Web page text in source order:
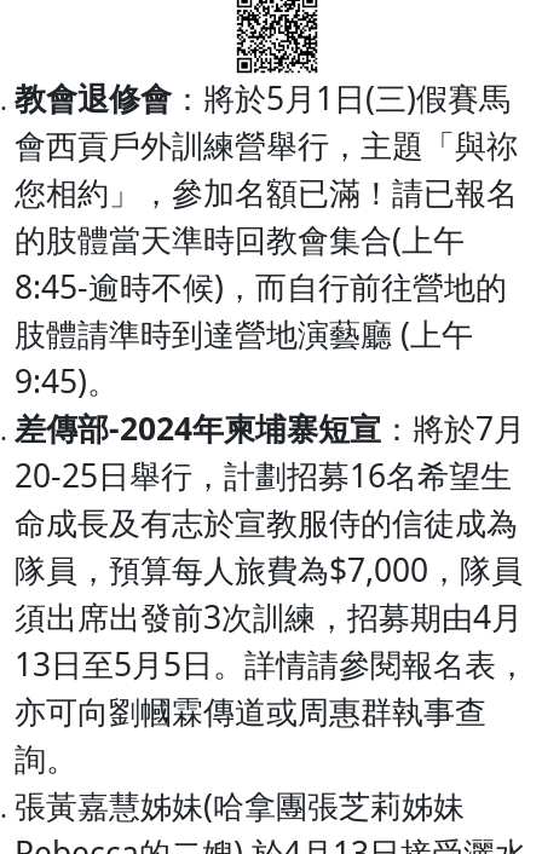
教會退修會：將於5月1日(三)假賽馬
會西貢戶外訓練營舉行，主題「與祢
您相約」，參加名額已滿！請已報名
的肢體當天準時回教會集合(上午
8:45-逾時不候)，而自行前往營地的
肢體請準時到達營地演藝廳 (上午
9:45)。
差傳部-2024年柬埔寨短宣 ：將於7月
20-25日舉行，計劃招募16名希望生
命成長及有志於宣教服侍的信徒成為
隊員，預算每人旅費為$7,000，隊員
須出席出發前3次訓練，招募期由4月
13日至5月5日。詳情請參閱報名表，
亦可向劉幗霖傳道或周惠群執事查
詢。
張黃嘉慧姊妹(哈拿團張芝莉姊妹